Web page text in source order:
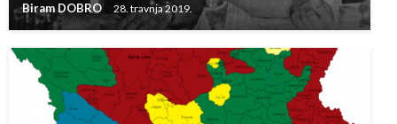
Biram DOBRO 28. travnja 2019.